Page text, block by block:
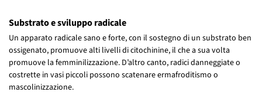
Substrato e sviluppo radicale
Un apparato radicale sano e forte, con il sostegno di un substrato ben
ossigenato, promuove alti livelli di citochinine, il che a sua volta
promuove la femminilizzazione. D’altro canto, radici danneggiate o
costrette in vasi piccoli possono scatenare ermafroditismo o
mascolinizzazione.